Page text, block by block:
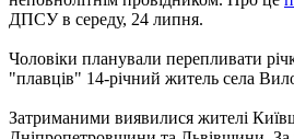
ДПСУ в середу, 24 липня.
Чоловіки планували перепливати
"плавців" 14-річний житель села
Затриманими виявилися жителі